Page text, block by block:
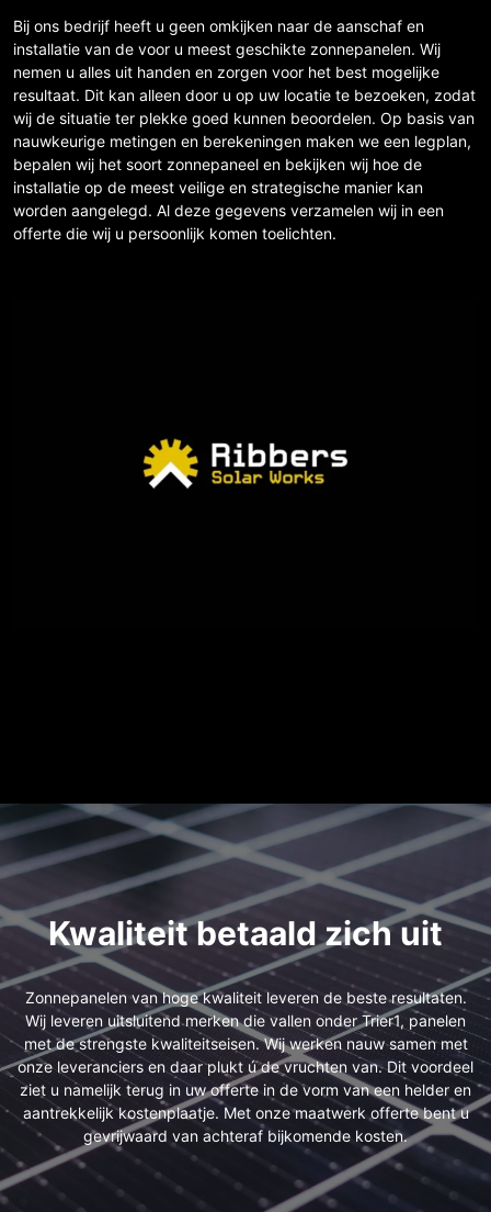
Bij ons bedrijf heeft u geen omkijken naar de aanschaf en
installatie van de voor u meest geschikte zonnepanelen. Wij
nemen u alles uit handen en zorgen voor het best mogelijke
resultaat. Dit kan alleen door u op uw locatie te bezoeken, zodat
wij de situatie ter plekke goed kunnen beoordelen. Op basis van
nauwkeurige metingen en berekeningen maken we een legplan,
bepalen wij het soort zonnepaneel en bekijken wij hoe de
installatie op de meest veilige en strategische manier kan
worden aangelegd. Al deze gegevens verzamelen wij in een
offerte die wij u persoonlijk komen toelichten.
Kwaliteit betaald zich uit
Zonnepanelen van hoge kwaliteit leveren de beste resultaten.
Wij leveren uitsluitend merken die vallen onder Trier1, panelen
met de strengste kwaliteitseisen. Wij werken nauw samen met
onze leveranciers en daar plukt ú de vruchten van. Dit voordeel
ziet u namelijk terug in uw offerte in de vorm van een helder en
aantrekkelijk kostenplaatje. Met onze maatwerk offerte bent u
gevrijwaard van achteraf bijkomende kosten.